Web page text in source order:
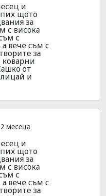
и
щото
за
с висока
с
вече съм с
за
от
и
месеца
и
щото
за
с висока
с
вече съм с
за